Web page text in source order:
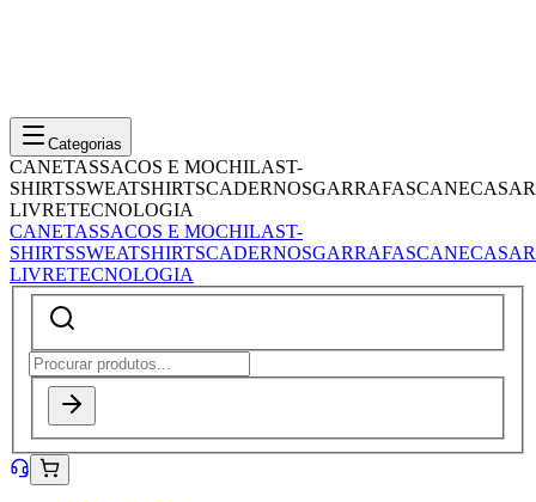
Categorias
CANETASSACOS E MOCHILAST-
SHIRTSSWEATSHIRTSCADERNOSGARRAFASCANECASAR
LIVRETECNOLOGIA
CANETASSACOS E MOCHILAST-
SHIRTSSWEATSHIRTSCADERNOSGARRAFASCANECASAR
LIVRETECNOLOGIA